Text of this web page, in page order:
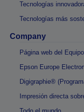
Tecnologías
Tecnologías más
Company
Página web del
Epson Europe
Digigraphie®
Impresión directa